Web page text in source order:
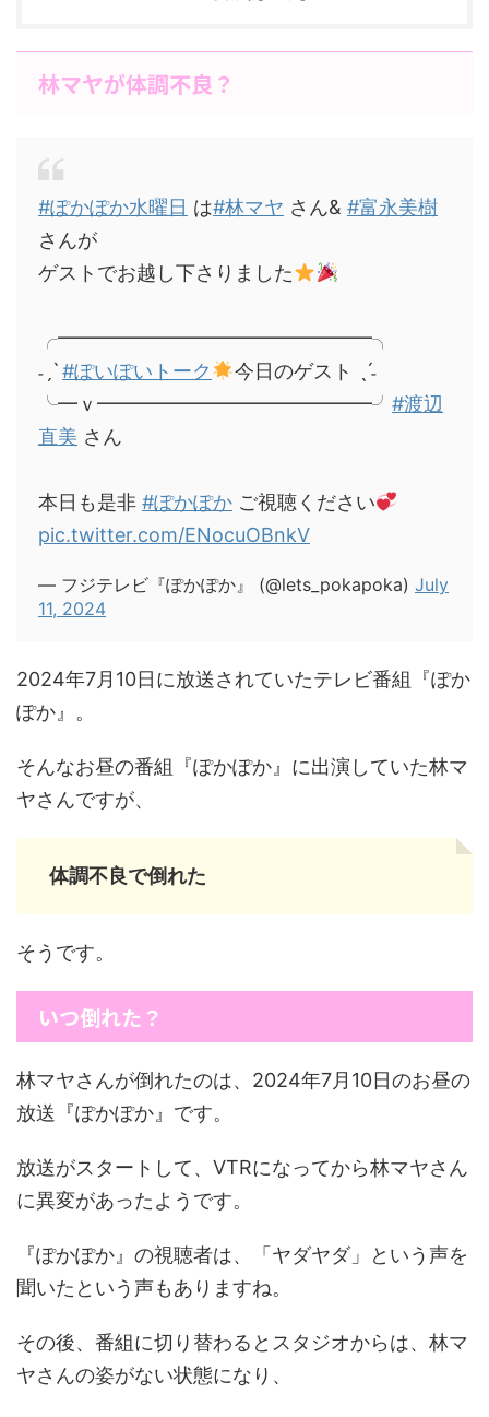
林マヤが体調不良？
#ぽかぽか水曜日 は#林マヤ さん& #富永美樹
さんが
ゲストでお越し下さりました
╭━━━━━━━━━━━━━━━━╮
˗ˏˋ#ぽいぽいトーク
今日のゲスト ˎˊ˗
╰━ｖ━━━━━━━━━━━━━━╯ #渡辺
直美 さん
本日も是非 #ぽかぽか ご視聴ください
pic.twitter.com/ENocuOBnkV
— フジテレビ『ぽかぽか』 (@lets_pokapoka) July
11, 2024
2024年7月10日に放送されていたテレビ番組『ぽか
ぽか』。
そんなお昼の番組『ぽかぽか』に出演していた林マ
ヤさんですが、
体調不良で倒れた
そうです。
いつ倒れた？
林マヤさんが倒れたのは、2024年7月10日のお昼の
放送『ぽかぽか』です。
放送がスタートして、VTRになってから林マヤさん
に異変があったようです。
『ぽかぽか』の視聴者は、「ヤダヤダ」という声を
聞いたという声もありますね。
その後、番組に切り替わるとスタジオからは、林マ
ヤさんの姿がない状態になり、